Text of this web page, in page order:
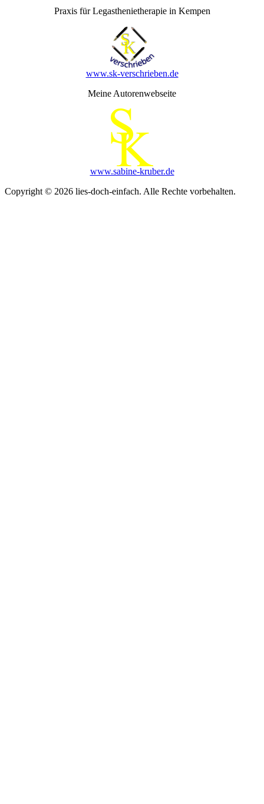
Praxis für Legasthenietherapie in Kempen
www.sk-verschrieben.de
Meine Autorenwebseite
www.sabine-kruber.de
Copyright © 2026 lies-doch-einfach. Alle Rechte vorbehalten.